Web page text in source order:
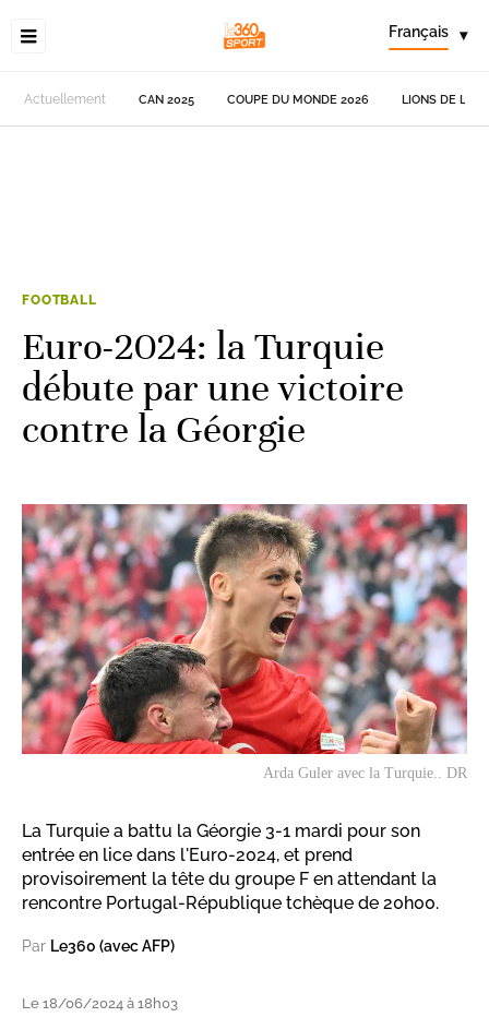
Français ▾
Actuellement CAN 2025 COUPE DU MONDE 2026 LIONS DE
FOOTBALL
Euro-2024: la Turquie
débute par une victoire
contre la Géorgie
Arda Guler avec la Turquie.. DR
La Turquie a battu la Géorgie 3-1 mardi pour son
entrée en lice dans l'Euro-2024, et prend
provisoirement la tête du groupe F en attendant la
rencontre Portugal-République tchèque de 20h00.
Par Le360 (avec AFP)
Le 18/06/2024 à 18h03